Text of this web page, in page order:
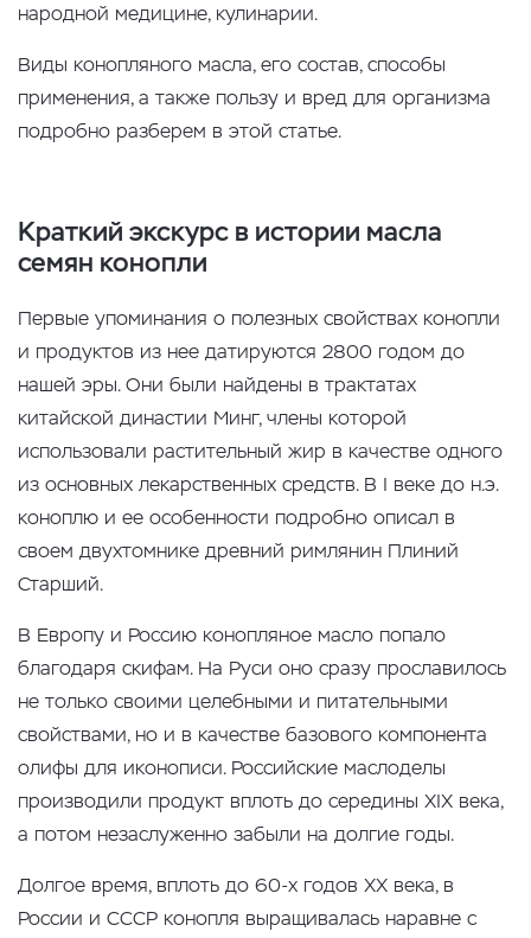
народной медицине, кулинарии.
Виды конопляного масла, его состав, способы
применения, а также пользу и вред для организма
подробно разберем в этой статье.
Краткий экскурс в истории масла
семян конопли
Первые упоминания о полезных свойствах конопли
и продуктов из нее датируются 2800 годом до
нашей эры. Они были найдены в трактатах
китайской династии Минг, члены которой
использовали растительный жир в качестве одного
из основных лекарственных средств. В I веке до н.э.
коноплю и ее особенности подробно описал в
своем двухтомнике древний римлянин Плиний
Старший.
В Европу и Россию конопляное масло попало
благодаря скифам. На Руси оно сразу прославилось
не только своими целебными и питательными
свойствами, но и в качестве базового компонента
олифы для иконописи. Российские маслоделы
производили продукт вплоть до середины XIX века,
а потом незаслуженно забыли на долгие годы.
Долгое время, вплоть до 60-х годов XX века, в
России и СССР конопля выращивалась наравне с